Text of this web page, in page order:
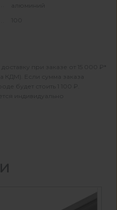
алюминий
100
при заказе от 15 000 ₽*
КДМ). Если сумма заказа
будет стоить 1 100 ₽.
индивидуально